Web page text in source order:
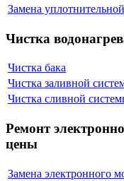
Замена
Чистка
Чистка бака
Чистка заливной
Чистка сливной
Ремонт
цены
Замена электронного